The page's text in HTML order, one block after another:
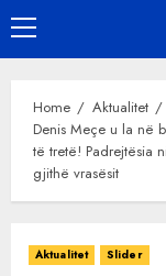
Primary
Menu
Home
Aktualitet
Denis Meçe u la në
të tretë! Padrejtësia
gjithë vrasësit
Aktualitet Slider